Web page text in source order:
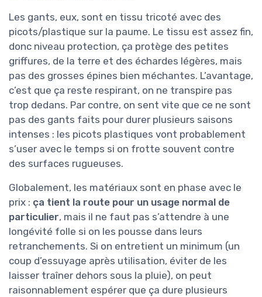
Les gants, eux, sont en tissu tricoté avec des
picots/plastique sur la paume. Le tissu est assez fin,
donc niveau protection, ça protège des petites
griffures, de la terre et des échardes légères, mais
pas des grosses épines bien méchantes. L’avantage,
c’est que ça reste respirant, on ne transpire pas
trop dedans. Par contre, on sent vite que ce ne sont
pas des gants faits pour durer plusieurs saisons
intenses : les picots plastiques vont probablement
s’user avec le temps si on frotte souvent contre
des surfaces rugueuses.
Globalement, les matériaux sont en phase avec le
prix : ça tient la route pour un usage normal de
particulier, mais il ne faut pas s’attendre à une
longévité folle si on les pousse dans leurs
retranchements. Si on entretient un minimum (un
coup d’essuyage après utilisation, éviter de les
laisser traîner dehors sous la pluie), on peut
raisonnablement espérer que ça dure plusieurs